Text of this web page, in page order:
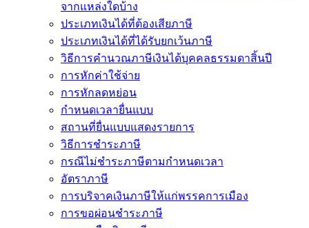
จากแหล่งใดบ้าง
ประเภทเงินได้ที่ต้องเสียภาษี
ประเภทเงินได้ที่ได้รับยกเว้นภาษี
วิธีการคำนวณภาษีเงินได้บุคคลธรรมดาสิ้นปี
การหักค่าใช้จ่าย
การหักลดหย่อน
กำหนดเวลายื่นแบบ
สถานที่ยื่นแบบแสดงรายการ
วิธีการชำระภาษี
กรณีไม่ชำระภาษีตามกำหนดเวลา
อัตราภาษี
การบริจาคเงินภาษีให้แก่พรรคการเมือง
การขอผ่อนชำระภาษี